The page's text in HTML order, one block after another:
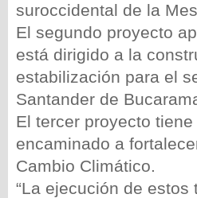
suroccidental de la
El segundo proyecto
está dirigido a la
estabilización para el
Santander de
El tercer proyecto
encaminado a
Cambio Climático.
“La ejecución de